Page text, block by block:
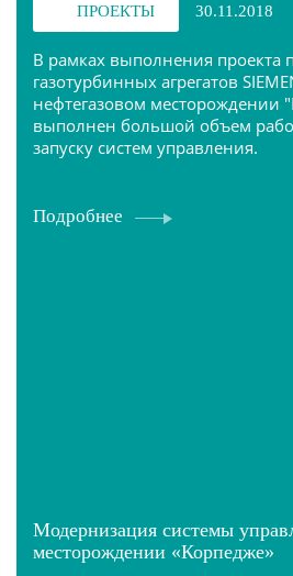
ПРОЕКТЫ 30.11.2018
В рамках выполнения проекта
газотурбинных агрегатов
нефтегазовом месторождении
выполнен большой объем
запуску систем управления.
Подробнее
Модернизация системы
месторождении «Корпедже»